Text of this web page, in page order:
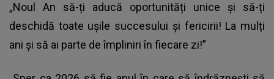
„Noul An să-ți aducă oportunități unice și să-ți
deschidă toate ușile succesului și fericirii! La mulți
ani și să ai parte de împliniri în fiecare zi!”